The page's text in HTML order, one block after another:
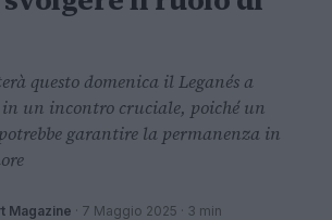
questo domenica il Leganés a
un incontro cruciale, poiché un
garantire la permanenza in
Magazine · 7 Maggio 2025 · 3 min